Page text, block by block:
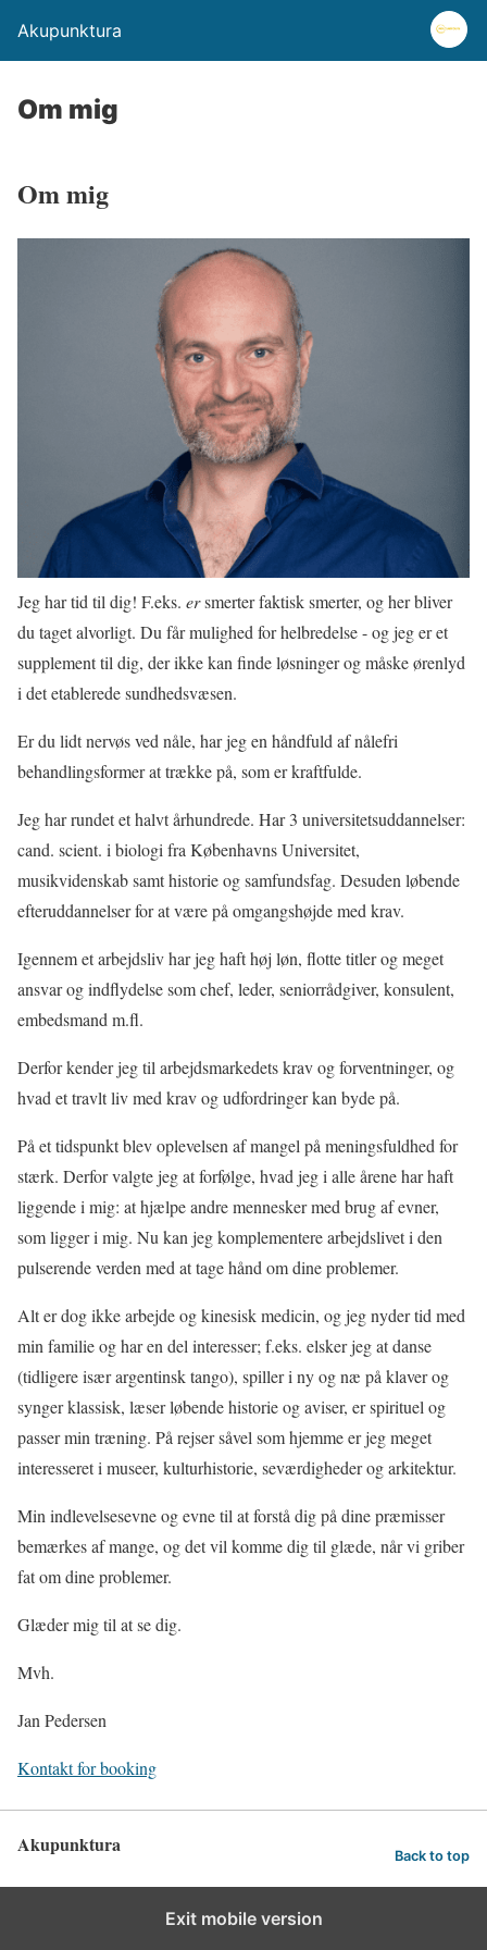
Akupunktura
Om mig
Om mig
Jeg har tid til dig! F.eks. ersmerter faktisk smerter, og her bliver
du taget alvorligt. Du får mulighed for helbredelse - og jeg er et
supplement til dig, der ikke kan finde løsninger og måske ørenlyd
i det etablerede sundhedsvæsen.
Er du lidt nervøs ved nåle, har jeg en håndfuld af nålefri
behandlingsformer at trække på, som er kraftfulde.
Jeg har rundet et halvt århundrede. Har 3 universitetsuddannelser:
cand. scient. i biologi fra Københavns Universitet,
musikvidenskab samt historie og samfundsfag. Desuden løbende
efteruddannelser for at være på omgangshøjde med krav.
Igennem et arbejdsliv har jeg haft høj løn, flotte titler og meget
ansvar og indflydelse som chef, leder, seniorrådgiver, konsulent,
embedsmand m.fl.
Derfor kender jeg til arbejdsmarkedets krav og forventninger, og
hvad et travlt liv med krav og udfordringer kan byde på.
På et tidspunkt blev oplevelsen af mangel på meningsfuldhed for
stærk. Derfor valgte jeg at forfølge, hvad jeg i alle årene har haft
liggende i mig: at hjælpe andre mennesker med brug af evner,
som ligger i mig. Nu kan jeg komplementere arbejdslivet i den
pulserende verden med at tage hånd om dine problemer.
Alt er dog ikke arbejde og kinesisk medicin, og jeg nyder tid med
min familie og har en del interesser; f.eks. elsker jeg at danse
(tidligere især argentinsk tango), spiller i ny og næ på klaver og
synger klassisk, læser løbende historie og aviser, er spirituel og
passer min træning. På rejser såvel som hjemme er jeg meget
interesseret i museer, kulturhistorie, seværdigheder og arkitektur.
Min indlevelsesevne og evne til at forstå dig på dine præmisser
bemærkes af mange, og det vil komme dig til glæde, når vi griber
fat om dine problemer.
Glæder mig til at se dig.
Mvh.
Jan Pedersen
Kontakt for booking
Akupunktura Back to top
Exit mobile version